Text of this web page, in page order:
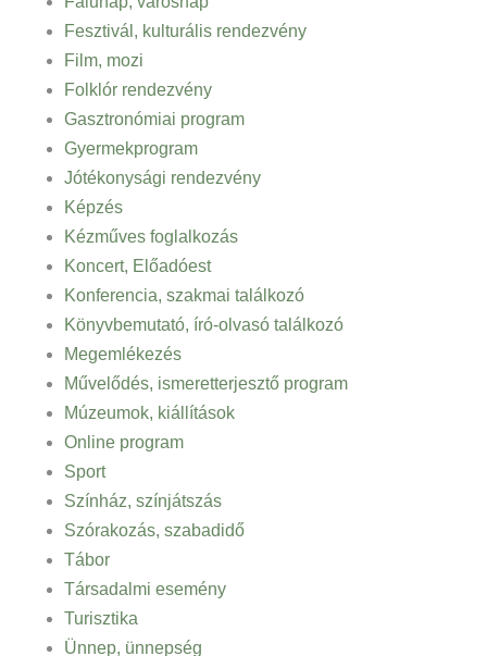
Fesztivál, kulturális rendezvény
Film, mozi
Folklór rendezvény
Gasztronómiai program
Gyermekprogram
Jótékonysági rendezvény
Képzés
Kézműves foglalkozás
Koncert, Előadóest
Konferencia, szakmai találkozó
Könyvbemutató, író-olvasó találkozó
Megemlékezés
Művelődés, ismeretterjesztő program
Múzeumok, kiállítások
Online program
Sport
Színház, színjátszás
Szórakozás, szabadidő
Tábor
Társadalmi esemény
Turisztika
Ünnep, ünnepség